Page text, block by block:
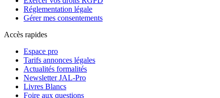
Réglementation légale
Gérer mes consentements
Accès rapides
Espace pro
Tarifs annonces légales
Actualités formalités
Newsletter JAL-Pro
Livres Blancs
Foire aux questions